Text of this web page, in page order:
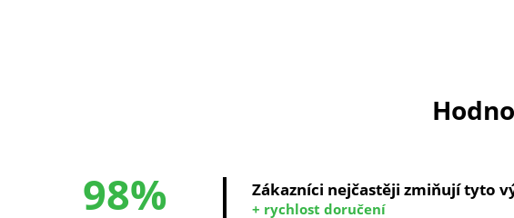
98% Zákazníci nejčastěji zmiňují tyto
+ rychlost doručení